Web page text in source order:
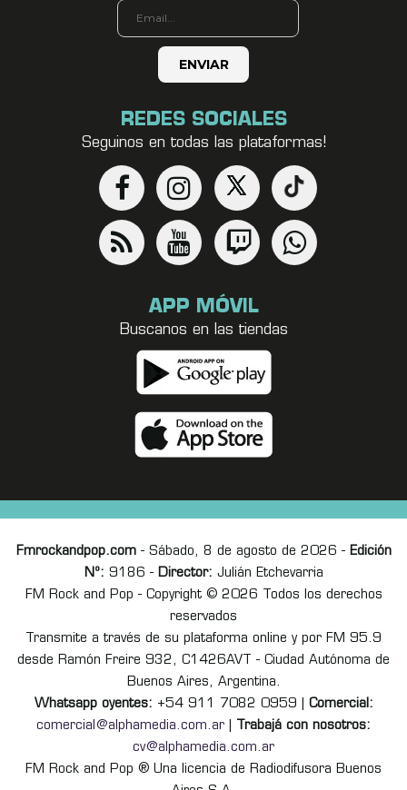
REDES SOCIALES
Seguinos en todas las plataformas!
APP MÓVIL
Buscanos en las tiendas
Fmrockandpop.com- Sábado, 8 de agosto de 2026 - Edición
Nº: 9186 - Director: Julián Etchevarria
FM Rock and Pop - Copyright © 2026 Todos los derechos
reservados
Transmite a través de su plataforma online y por FM 95.9
desde Ramón Freire 932, C1426AVT - Ciudad Autónoma de
Buenos Aires, Argentina.
Whatsapp oyentes: +54 911 7082 0959 | Comercial:
comercial@alphamedia.com.ar
Trabajá con nosotros:
cv@alphamedia.com.ar
FM Rock and Pop ® Una licencia de Radiodifusora Buenos